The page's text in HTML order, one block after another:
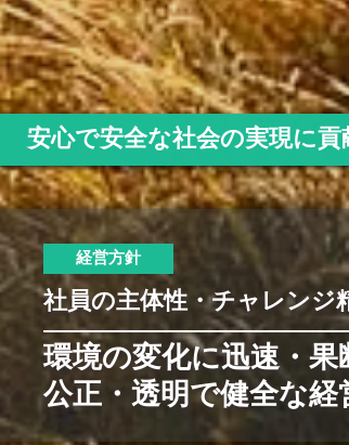
中長期ビジョン
地震特化の強
安心提供の
安心で安全な社会の実現に貢
経営方針
社員の主体性・チャレンジ
環境の変化に迅速・果
公正・透明で健全な経
経営方針
社員の主体性 ・ チャレン
再保険金支払い体制
大震災時における迅速
的確な対応を実現する
経営方針
社員の主体性 ・ チャレン
資産運用は、
流動性と安全性を第一
それに収益性を加味